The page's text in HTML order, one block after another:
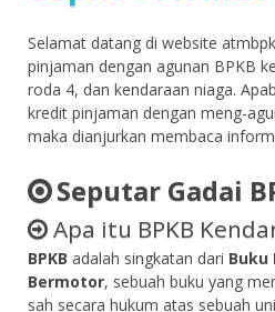
Selamat datang di website
pinjaman dengan agunan BPKB
roda 4, dan kendaraan niaga.
kredit pinjaman dengan meng-
maka dianjurkan membaca
Seputar Gadai
Apa itu BPKB
BPKB adalah singkatan dari Buku
Bermotor, sebuah buku yang
sah secara hukum atas sebuah